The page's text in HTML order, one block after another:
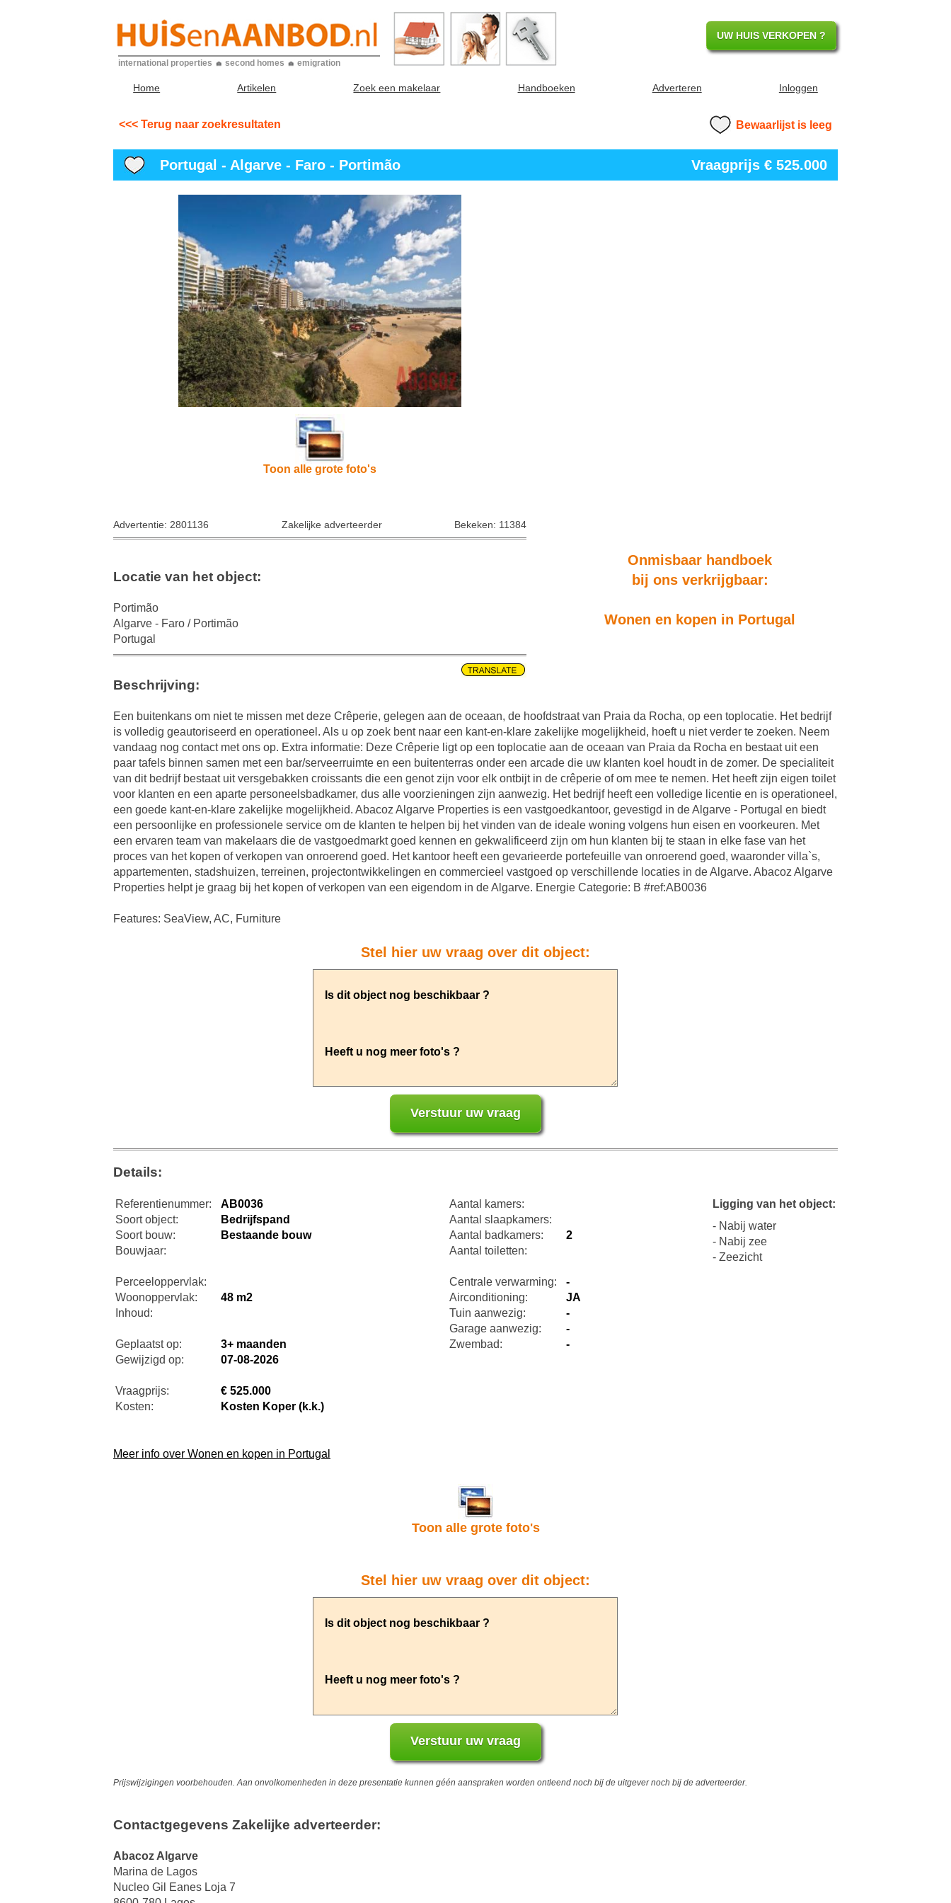
international properties second homes emigration
UW HUIS VERKOPEN ?
Home Artikelen Zoek een makelaar Handboeken Adverteren Inloggen
<<< Terug naar zoekresultaten Bewaarlijst is leeg
Portugal - Algarve - Faro - Portimão Vraagprijs € 525.000
Toon alle grote foto's
Advertentie: 2801136 Zakelijke adverteerder Bekeken: 11384
Onmisbaar handboek
bij ons verkrijgbaar:
Wonen en kopen in Portugal
Locatie van het object:
Portimão
Algarve - Faro / Portimão
Portugal
Beschrijving:
Een buitenkans om niet te missen met deze Crêperie, gelegen aan de oceaan, de hoofdstraat van Praia da Rocha, op een toplocatie. Het bedrijf
is volledig geautoriseerd en operationeel. Als u op zoek bent naar een kant-en-klare zakelijke mogelijkheid, hoeft u niet verder te zoeken. Neem
vandaag nog contact met ons op. Extra informatie: Deze Crêperie ligt op een toplocatie aan de oceaan van Praia da Rocha en bestaat uit een
paar tafels binnen samen met een bar/serveerruimte en een buitenterras onder een arcade die uw klanten koel houdt in de zomer. De specialiteit
van dit bedrijf bestaat uit versgebakken croissants die een genot zijn voor elk ontbijt in de crêperie of om mee te nemen. Het heeft zijn eigen toilet
voor klanten en een aparte personeelsbadkamer, dus alle voorzieningen zijn aanwezig. Het bedrijf heeft een volledige licentie en is operationeel,
een goede kant-en-klare zakelijke mogelijkheid. Abacoz Algarve Properties is een vastgoedkantoor, gevestigd in de Algarve - Portugal en biedt
een persoonlijke en professionele service om de klanten te helpen bij het vinden van de ideale woning volgens hun eisen en voorkeuren. Met
een ervaren team van makelaars die de vastgoedmarkt goed kennen en gekwalificeerd zijn om hun klanten bij te staan in elke fase van het
proces van het kopen of verkopen van onroerend goed. Het kantoor heeft een gevarieerde portefeuille van onroerend goed, waaronder villa`s,
appartementen, stadshuizen, terreinen, projectontwikkelingen en commercieel vastgoed op verschillende locaties in de Algarve. Abacoz Algarve
Properties helpt je graag bij het kopen of verkopen van een eigendom in de Algarve. Energie Categorie: B #ref:AB0036
Features: SeaView, AC, Furniture
Stel hier uw vraag over dit object:
Details:
Referentienummer:
AB0036
Soort object:
Bedrijfspand
Soort bouw:
Bestaande bouw
Bouwjaar:
Perceeloppervlak:
Woonoppervlak:
48 m2
Inhoud:
Geplaatst op:
3+ maanden
Gewijzigd op:
07-08-2026
Vraagprijs:
€ 525.000
Kosten:
Kosten Koper (k.k.)
Aantal kamers:
Aantal slaapkamers:
Aantal badkamers:
2
Aantal toiletten:
Centrale verwarming:
-
Airconditioning:
JA
Tuin aanwezig:
-
Garage aanwezig:
-
Zwembad:
-
Ligging van het object:
- Nabij water
- Nabij zee
- Zeezicht
Meer info over Wonen en kopen in Portugal
Toon alle grote foto's
Stel hier uw vraag over dit object:
Prijswijzigingen voorbehouden. Aan onvolkomenheden in deze presentatie kunnen géén aanspraken worden ontleend noch bij de uitgever noch bij de adverteerder.
Contactgegevens Zakelijke adverteerder:
Abacoz Algarve
Marina de Lagos
Nucleo Gil Eanes Loja 7